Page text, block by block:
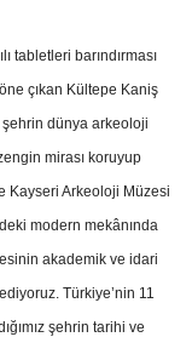
tabletleri barındırması
çıkan Kültepe Kaniş
şehrin dünya arkeoloji
mirası koruyup
Kayseri Arkeoloji Müzesi
modern mekânında
akademik ve idari
Türkiye’nin 11
şehrin tarihi ve